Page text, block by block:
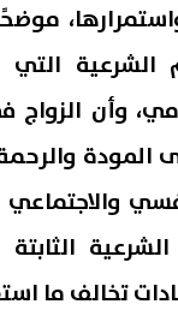
الشرعية
وأن
والاجتماعي
تخالف ما